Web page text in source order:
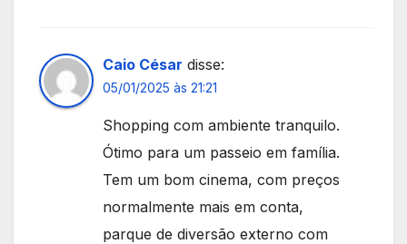
Caio César disse:
05/01/2025 às 21:21
Shopping com ambiente tranquilo.
Ótimo para um passeio em família.
Tem um bom cinema, com preços
normalmente mais em conta,
parque de diversão externo com